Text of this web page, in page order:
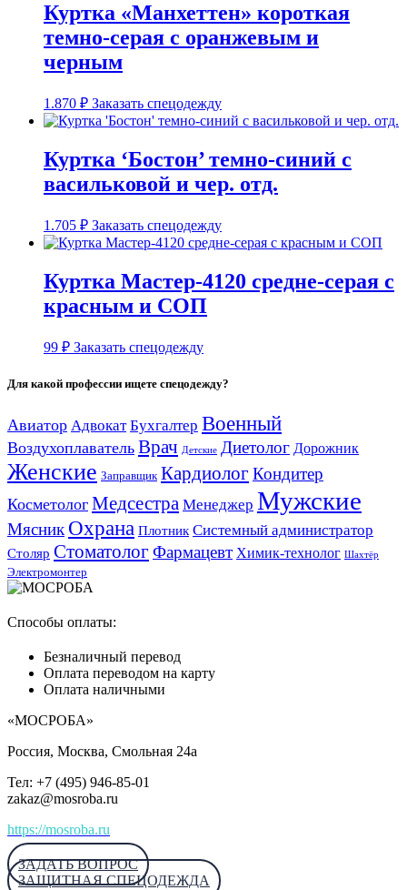
Куртка «Манхеттен» короткая
темно-серая с оранжевым и
черным
1.870 ₽ Заказать спецодежду
Куртка ‘Бостон’ темно-синий с
васильковой и чер. отд.
1.705 ₽ Заказать спецодежду
Куртка Мастер-4120 средне-серая с
красным и СОП
99 ₽ Заказать спецодежду
Для какой профессии ищете спецодежду?
Авиатор Адвокат Бухгалтер Военный
Воздухоплаватель Врач Детские Диетолог Дорожник
Женские Заправщик Кардиолог Кондитер
Косметолог Медсестра Менеджер Мужские
Мясник Охрана Плотник Системный администратор
Столяр Стоматолог Фармацевт Химик-технолог Шахтёр
Электромонтер
Способы оплаты:
Безналичный перевод
Оплата переводом на карту
Оплата наличными
«МОСРОБА»
Россия, Москва, Смольная 24а
Тел: +7 (495) 946-85-01
zakaz@mosroba.ru
https://mosroba.ru
ЗАДАТЬ ВОПРОС
ЗАЩИТНАЯ СПЕЦОДЕЖДА